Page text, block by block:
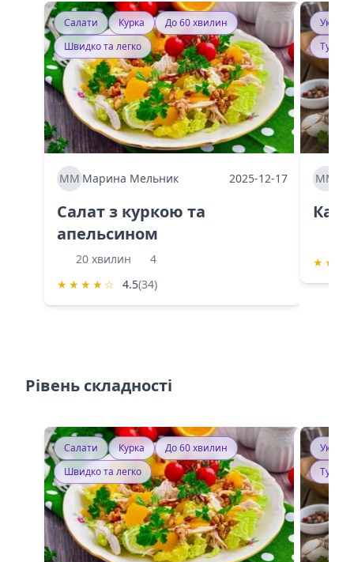
Салати Курка
До 60 хвилин
Швидко та легко
ММ Марина Мельник 2025-12-17
Салат з куркою та
апельсином
20 хвилин
4
★ ★ ★ ★ ☆ 4.5(34)
ММ
★ ★
Рівень складності
Салати Курка
До 60 хвилин
Швидко та легко